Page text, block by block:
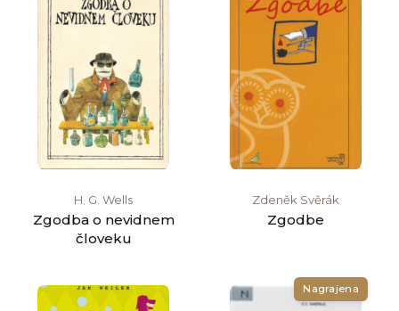
H. G. Wells
Zgodba o nevidnem
človeku
Zdeněk Svěrák
Zgodbe
Nagrajena